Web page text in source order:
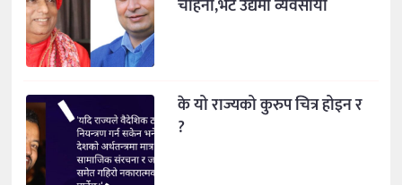
चाहना,भेटे उद्यमी व्यवसायी
के यो राज्यको कुरुप चित्र होइन र
?